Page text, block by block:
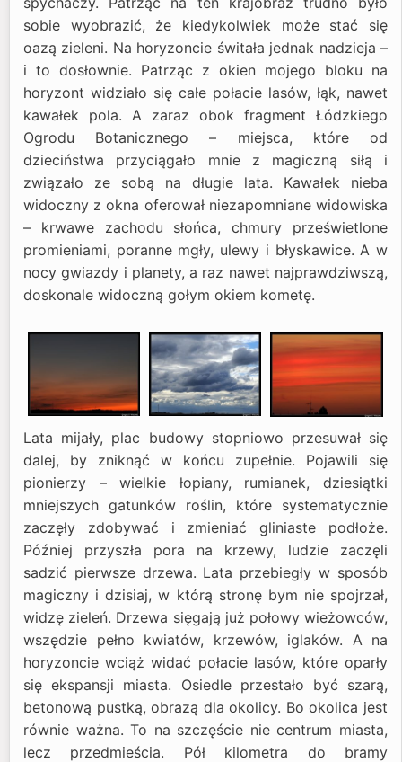
sobie wyobrazić, że kiedykolwiek może stać się
oazą zieleni. Na horyzoncie świtała jednak nadzieja –
i to dosłownie. Patrząc z okien mojego bloku na
horyzont widziało się całe połacie lasów, łąk, nawet
kawałek pola. A zaraz obok fragment Łódzkiego
Ogrodu Botanicznego – miejsca, które od
dzieciństwa przyciągało mnie z magiczną siłą i
związało ze sobą na długie lata. Kawałek nieba
widoczny z okna oferował niezapomniane widowiska
– krwawe zachodu słońca, chmury prześwietlone
promieniami, poranne mgły, ulewy i błyskawice. A w
nocy gwiazdy i planety, a raz nawet najprawdziwszą,
doskonale widoczną gołym okiem kometę.
Lata mijały, plac budowy stopniowo przesuwał się
dalej, by zniknąć w końcu zupełnie. Pojawili się
pionierzy – wielkie łopiany, rumianek, dziesiątki
mniejszych gatunków roślin, które systematycznie
zaczęły zdobywać i zmieniać gliniaste podłoże.
Później przyszła pora na krzewy, ludzie zaczęli
sadzić pierwsze drzewa. Lata przebiegły w sposób
magiczny i dzisiaj, w którą stronę bym nie spojrzał,
widzę zieleń. Drzewa sięgają już połowy wieżowców,
wszędzie pełno kwiatów, krzewów, iglaków. A na
horyzoncie wciąż widać połacie lasów, które oparły
się ekspansji miasta. Osiedle przestało być szarą,
betonową pustką, obrazą dla okolicy. Bo okolica jest
równie ważna. To na szczęście nie centrum miasta,
lecz przedmieścia. Pół kilometra do bramy